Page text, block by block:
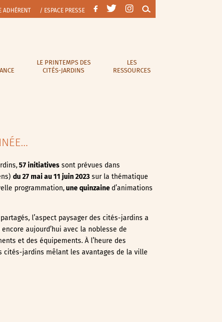
ADHÉRENT / ESPACE PRESSE
LE PRINTEMPS DES
CITÉS-JARDINS
LES
RESSOURCES
57 initiatives sont prévues dans
du 27 mai au 11 juin2023 sur la thématique
programmation,une quinzaine d’animations
l’aspect paysager des cités-jardins a
aujourd’hui avec la noblesse de
et des équipements. À l’heure des
cités-jardins mêlant les avantages de la ville